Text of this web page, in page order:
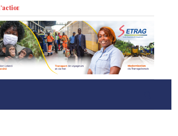
Marché immobilier à Libreville : tendances récentes et